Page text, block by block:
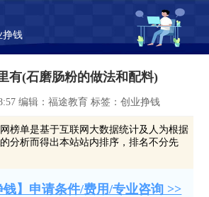
挣钱
有(石磨肠粉的做法和配料)
编辑：福途教育 标签：创业挣钱
榜单是基于互联网大数据统计及人为根据
分析而得出本站站内排序，排名不分先
钱】申请条件/费用/专业咨询 >>